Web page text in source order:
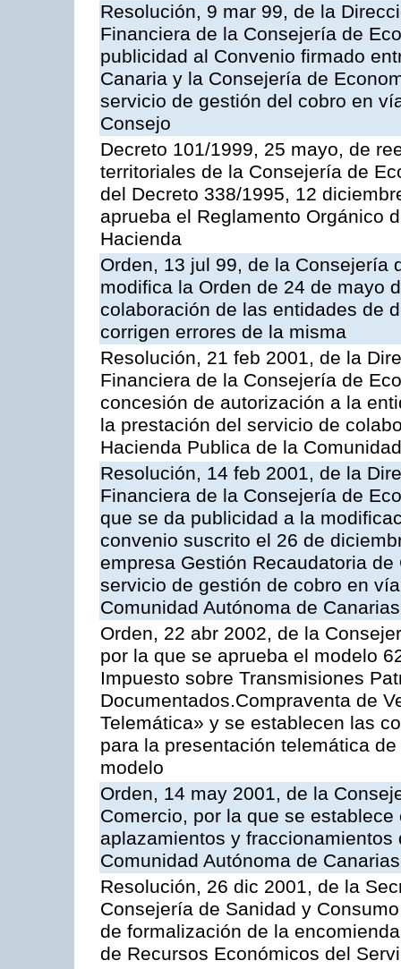
Resolución, 9 mar 99, de la
Financiera de la Consejería de
publicidad al Convenio firmado
Canaria y la Consejería de
servicio de gestión del cobro en
Consejo
Decreto 101/1999, 25 mayo, de
territoriales de la Consejería de
del Decreto 338/1995, 12
aprueba el Reglamento Orgánico
Hacienda
Orden, 13 jul 99, de la Consejería
modifica la Orden de 24 de mayo
colaboración de las entidades de
corrigen errores de la misma
Resolución, 21 feb 2001, de la
Financiera de la Consejería de
concesión de autorización a la
la prestación del servicio de
Hacienda Publica de la
Resolución, 14 feb 2001, de la
Financiera de la Consejería de
que se da publicidad a la
convenio suscrito el 26 de
empresa Gestión Recaudatoria
servicio de gestión de cobro en
Comunidad Autónoma de Canarias
Orden, 22 abr 2002, de la
por la que se aprueba el modelo
Impuesto sobre Transmisiones
Documentados.Compraventa de
Telemática» y se establecen las
para la presentación telemática
modelo
Orden, 14 may 2001, de la
Comercio, por la que se
aplazamientos y
Comunidad Autónoma de Canarias
Resolución, 26 dic 2001, de la
Consejería de Sanidad y
de formalización de la
de Recursos Económicos del